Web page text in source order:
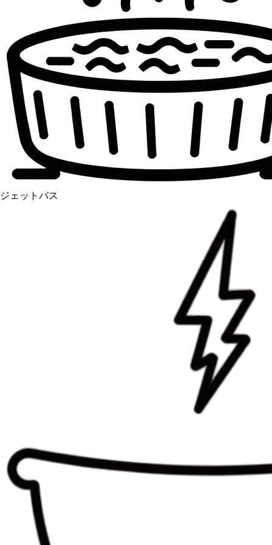
ジェットバス